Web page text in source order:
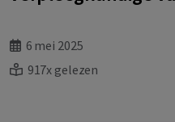
6 mei 2025
917x gelezen